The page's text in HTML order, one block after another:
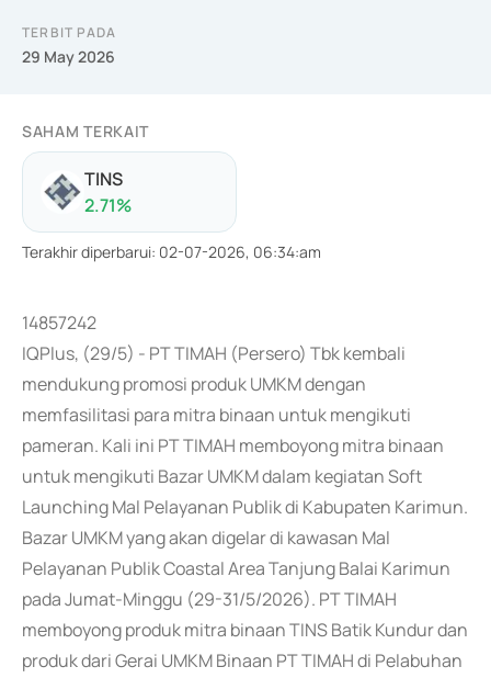
TERBIT PADA
29 May 2026
SAHAM TERKAIT
TINS
2.71%
Terakhir diperbarui: 02-07-2026, 06:34:am
14857242
IQPlus, (29/5) - PT TIMAH (Persero) Tbk kembali
mendukung promosi produk UMKM dengan
memfasilitasi para mitra binaan untuk mengikuti
pameran. Kali ini PT TIMAH memboyong mitra binaan
untuk mengikuti Bazar UMKM dalam kegiatan Soft
Launching Mal Pelayanan Publik di Kabupaten Karimun.
Bazar UMKM yang akan digelar di kawasan Mal
Pelayanan Publik Coastal Area Tanjung Balai Karimun
pada Jumat-Minggu (29-31/5/2026). PT TIMAH
memboyong produk mitra binaan TINS Batik Kundur dan
produk dari Gerai UMKM Binaan PT TIMAH di Pelabuhan